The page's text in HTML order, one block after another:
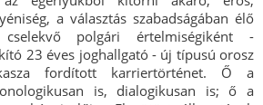
a választás szabadságában élő
polgári értelmiségiként -
23 éves joghallgató - új típusú orosz
fordított karriertörténet. Ő a
is, dialogikusan is; ő a